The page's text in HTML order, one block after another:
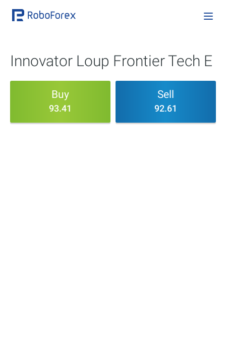
Innovator Loup Frontier Tech E
Buy
93.41
Sell
92.61